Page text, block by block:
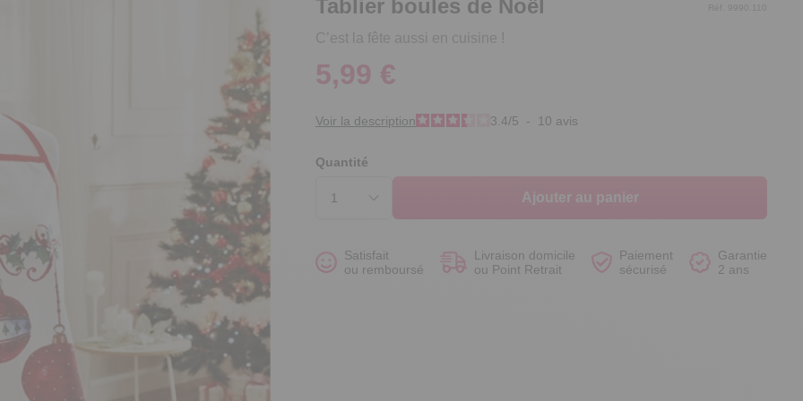
Tablier boules de Noël
C’est la fête aussi en cuisine !
Réf. 9990.110
5,99 €
Voir la description 3.4/5 - 10 avis
Quantité
Ajouter au panier
Satisfait
ou remboursé
Livraison domicile
ou Point Retrait
Paiement
sécurisé
Garantie
2 ans